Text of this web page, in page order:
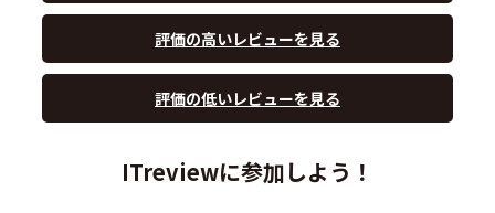
評価の高いレビューを見る
評価の低いレビューを見る
ITreviewに参加しよう！